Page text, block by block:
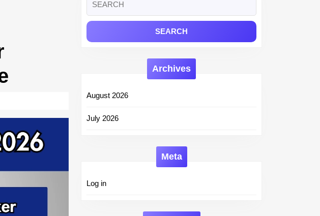
for:
Archives
August 2026
July 2026
Meta
Log in